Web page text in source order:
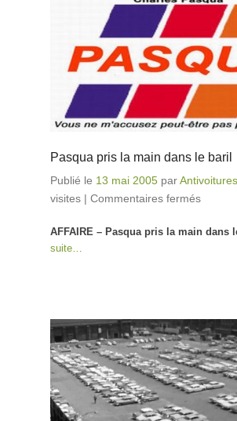
Pasqua pris la main dans le baril
Publié le 13 mai 2005 parAntivoitures
visites | Commentaires fermés
AFFAIRE – Pasqua pris la main dans
suite…